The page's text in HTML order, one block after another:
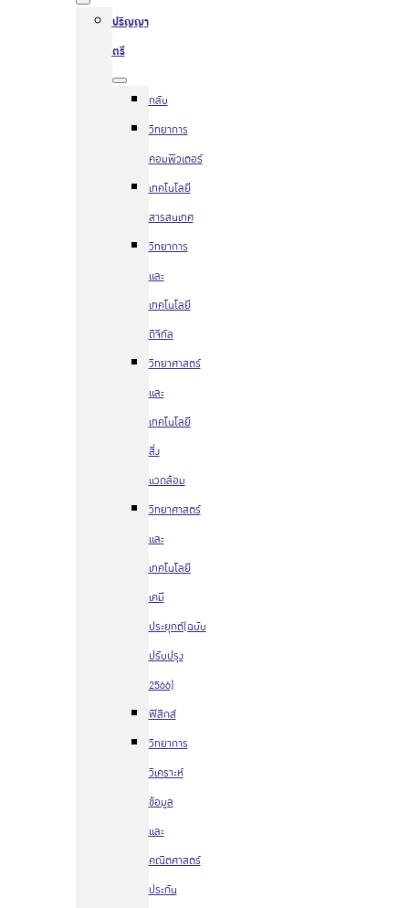
ปริญญา
ตรี
กลับ
วิทยาการ
คอมพิวเตอร์
เทคโนโลยี
สารสนเทศ
วิทยาการ
และ
เทคโนโลยี
ดิจิทัล
วิทยาศาสตร์
และ
เทคโนโลยี
สิ่ง
แวดล้อม
วิทยาศาสตร์
และ
เทคโนโลยี
เคมี
ประยุกต์(ฉบับ
ปรับปรุง
2566)
ฟิสิกส์
วิทยาการ
วิเคราะห์
ข้อมูล
และ
คณิตศาสตร์
ประกัน